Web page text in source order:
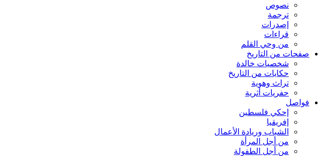
نصوص
ترجمة
إصدرات
قراءات
من وحي القلم
صفحات من التاريخ
شخصيات خالدة
حكايات من التاريخ
تراث وهوية
حفريات أثرية
فواصل
إحكي فلسطين
إفريقيا
الشباب وريادة الأعمال
من أجل المرأة
من أجل الطفولة